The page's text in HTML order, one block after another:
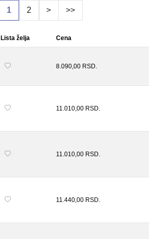
1 2 > >>
Lista želja Cena
8.090,00 RSD.
11.010,00 RSD.
11.010,00 RSD.
11.440,00 RSD.